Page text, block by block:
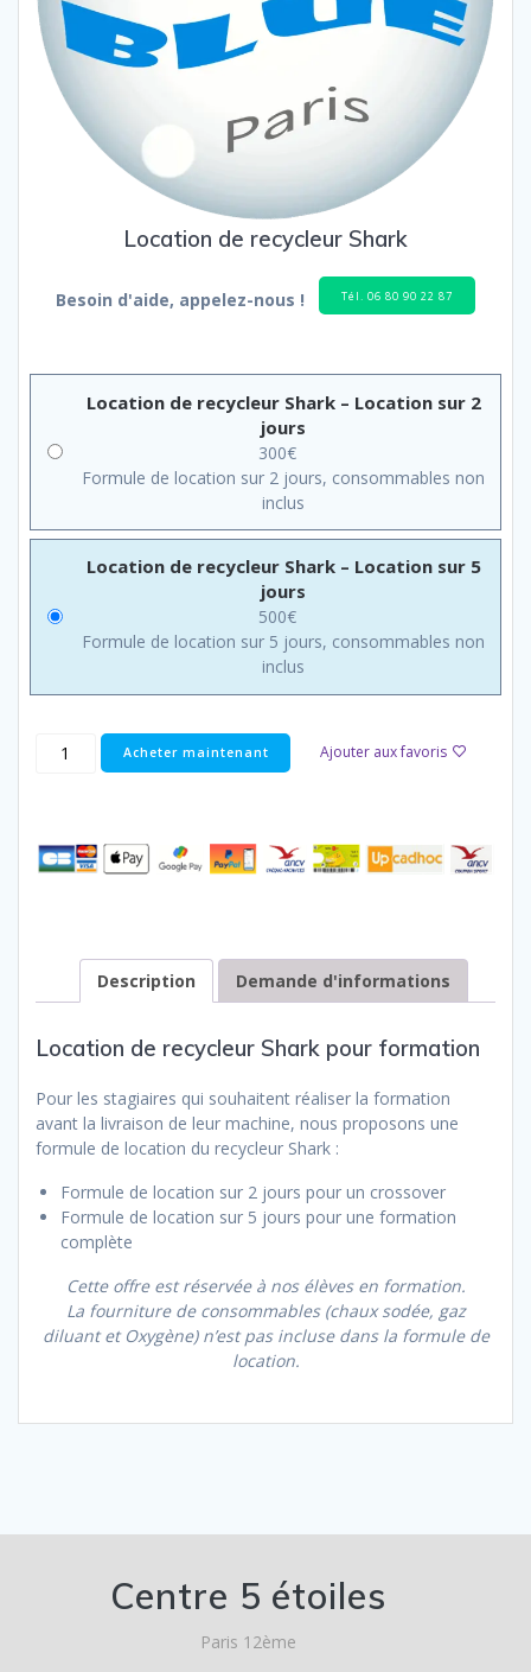
Location de recycleur Shark
Besoin d'aide, appelez-nous ! Tél. 06 80 90 22 87
Location de recycleur Shark – Location sur 2
jours
300€
Formule de location sur 2 jours, consommables non
inclus
Location de recycleur Shark – Location sur 5
jours
500€
Formule de location sur 5 jours, consommables non
inclus
Acheter maintenant Ajouter aux favoris
Description Demande d'informations
Location de recycleur Shark pour formation
Pour les stagiaires qui souhaitent réaliser la formation
avant la livraison de leur machine, nous proposons une
formule de location du recycleur Shark :
Formule de location sur 2 jours pour un crossover
Formule de location sur 5 jours pour une formation
complète
Cette offre est réservée à nos élèves en formation.
La fourniture de consommables (chaux sodée, gaz
diluant et Oxygène) n’est pas incluse dans la formule de
location.
Centre 5 étoiles
Paris 12ème